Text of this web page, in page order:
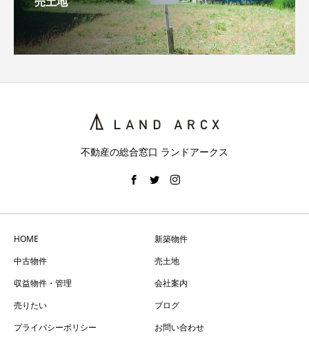
不動産の総合窓口 ランドアークス
HOME
新築物件
中古物件
売土地
収益物件・管理
会社案内
売りたい
ブログ
プライバシーポリシー
お問い合わせ